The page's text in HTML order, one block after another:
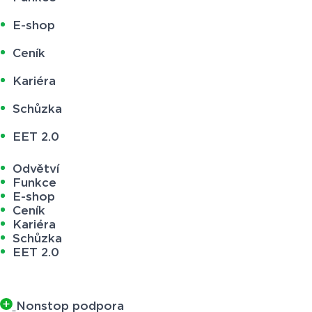
E-shop
Ceník
Kariéra
Schůzka
EET 2.0
Odvětví
Funkce
E-shop
Ceník
Kariéra
Schůzka
EET 2.0
Nonstop podpora